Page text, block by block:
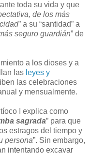
toda su vida y que
de los más
” a su “santidad” a
seguro guardián” de
a los dioses y a
las leyes y
las celebraciones
y mensualmente.
I explica como
sagrada” para que
estragos del tiempo y
persona”. Sin embargo,
intentando excavar